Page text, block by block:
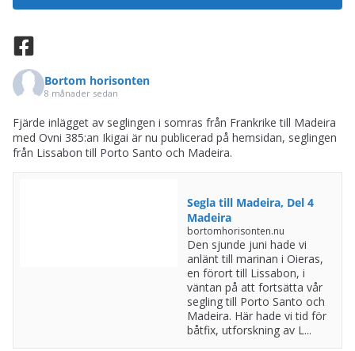
Bortom horisonten
8 månader sedan
Fjärde inlägget av seglingen i somras från Frankrike till Madeira
med Ovni 385:an Ikigai är nu publicerad på hemsidan, seglingen
från Lissabon till Porto Santo och Madeira.
Segla till Madeira, Del 4
Madeira
bortomhorisonten.nu
Den sjunde juni hade vi
anlänt till marinan i Oieras,
en förort till Lissabon, i
väntan på att fortsätta vår
segling till Porto Santo och
Madeira. Här hade vi tid för
båtfix, utforskning av L...